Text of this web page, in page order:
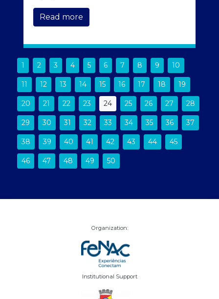
Read more
1 2 3 4 5 6 7 8 9 10
11 12 13 14 15 16 17 18 19
20 21 22 23 24 25 26 27 28
29 30 31 32 33 34 35 36 37
38 39 40 41 42 43 44 45
46 47 48 49 50
Organization:
Institutional Support